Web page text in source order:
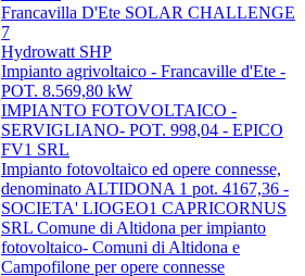
Francavilla D'Ete SOLAR CHALLENGE
7
Hydrowatt SHP
Impianto agrivoltaico - Francaville d'Ete -
POT. 8.569,80 kW
IMPIANTO FOTOVOLTAICO -
SERVIGLIANO- POT. 998,04 - EPICO
FV1 SRL
Impianto fotovoltaico ed opere connesse,
denominato ALTIDONA 1 pot. 4167,36 -
SOCIETA' LIOGEO1 CAPRICORNUS
SRL Comune di Altidona per impianto
fotovoltaico- Comuni di Altidona e
Campofilone per opere connesse